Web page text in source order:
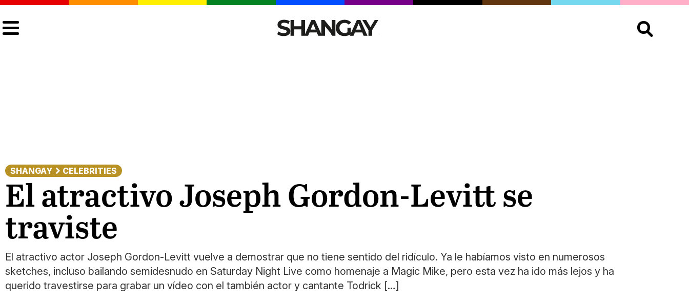
Buscar:
SHANGAY CELEBRITIES
El atractivo Joseph Gordon-Levitt se
traviste
El atractivo actor Joseph Gordon-Levitt vuelve a demostrar que no tiene sentido del ridículo. Ya le habíamos visto en numerosos
sketches, incluso bailando semidesnudo en Saturday Night Live como homenaje a Magic Mike, pero esta vez ha ido más lejos y ha
querido travestirse para grabar un vídeo con el también actor y cantante Todrick […]